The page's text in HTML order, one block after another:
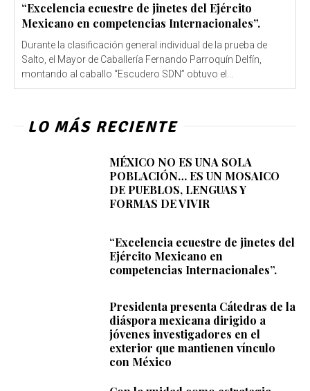
“Excelencia ecuestre de jinetes del Ejército
Mexicano en competencias Internacionales”.
Durante la clasificación general individual de la prueba de
Salto, el Mayor de Caballería Fernando Parroquín Delfín,
montando al caballo “Escudero SDN” obtuvo el...
LO MÁS RECIENTE
MÉXICO NO ES UNA SOLA
POBLACIÓN… ES UN MOSAICO
DE PUEBLOS, LENGUAS Y
FORMAS DE VIVIR
“Excelencia ecuestre de jinetes del
Ejército Mexicano en
competencias Internacionales”.
Presidenta presenta Cátedras de la
diáspora mexicana dirigido a
jóvenes investigadores en el
exterior que mantienen vínculo
con México